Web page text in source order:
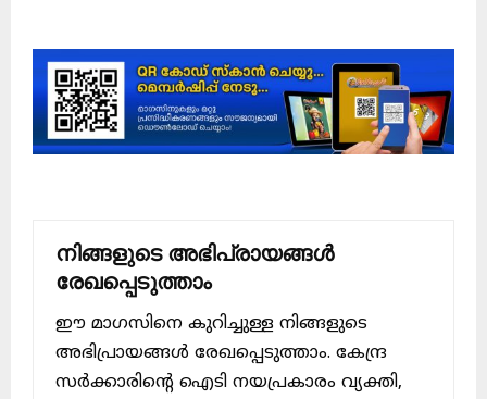
നിങ്ങളുടെ അഭിപ്രായങ്ങൾ
രേഖപ്പെടുത്താം
ഈ മാഗസിനെ കുറിച്ചുള്ള നിങ്ങളുടെ
അഭിപ്രായങ്ങൾ രേഖപ്പെടുത്താം. കേന്ദ്ര
സർക്കാരിന്റെ ഐടി നയപ്രകാരം വ്യക്തി,